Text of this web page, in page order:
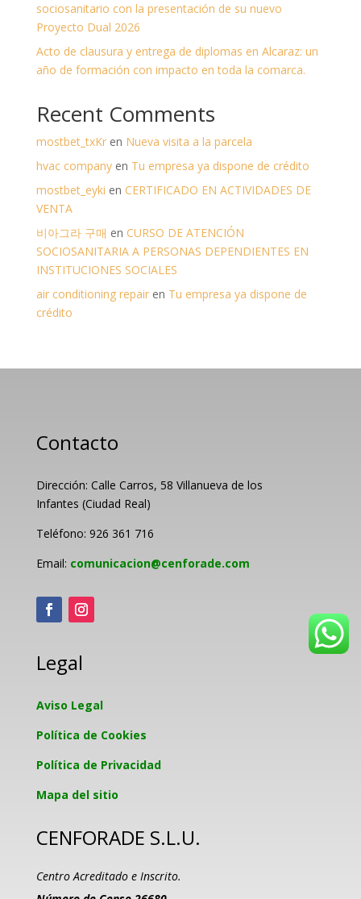
sociosanitario con la presentación de su nuevo
Proyecto Dual 2026
Acto de clausura y entrega de diplomas en Alcaraz: un
año de formación con impacto en toda la comarca.
Recent Comments
mostbet_txKren Nueva visita a la parcela
hvac companyen Tu empresa ya dispone de crédito
mostbet_eyki en CERTIFICADO EN ACTIVIDADES DE
VENTA
비아그라 구매 en CURSO DE ATENCIÓN
SOCIOSANITARIA A PERSONAS DEPENDIENTES EN
INSTITUCIONES SOCIALES
air conditioning repairen Tu empresa ya dispone de
crédito
Contacto
Dirección: Calle Carros, 58 Villanueva de los
Infantes (Ciudad Real)
Teléfono: 926 361 716
Email: comunicacion@cenforade.com
Legal
Aviso Legal
Política de Cookies
Política de Privacidad
Mapa del sitio
CENFORADE S.L.U.
Centro Acreditado e Inscrito.